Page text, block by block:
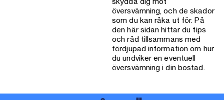
översvämning, och de skador
som du kan råka ut för. På
den här sidan hittar du tips
och råd tillsammans med
fördjupad information om hur
du undviker en eventuell
översvämning i din bostad.